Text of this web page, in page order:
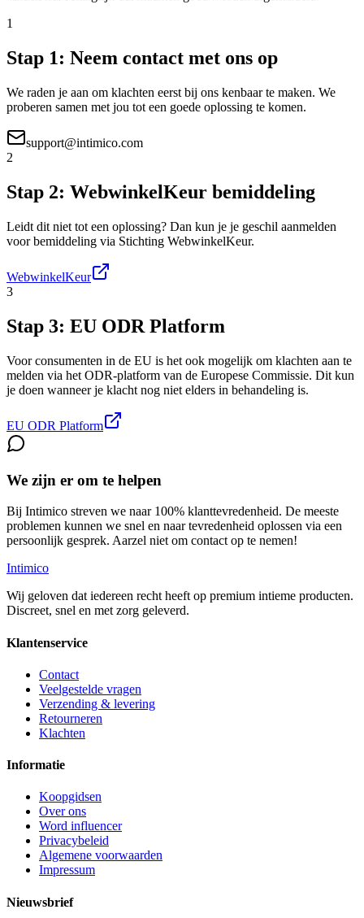
1
Stap 1: Neem contact met ons op
We raden je aan om klachten eerst bij ons kenbaar te maken. We
proberen samen met jou tot een goede oplossing te komen.
support@intimico.com
2
Stap 2: WebwinkelKeur bemiddeling
Leidt dit niet tot een oplossing? Dan kun je je geschil aanmelden
voor bemiddeling via Stichting WebwinkelKeur.
WebwinkelKeur
3
Stap 3: EU ODR Platform
Voor consumenten in de EU is het ook mogelijk om klachten aan te
melden via het ODR-platform van de Europese Commissie. Dit kun
je doen wanneer je klacht nog niet elders in behandeling is.
EU ODR Platform
We zijn er om te helpen
Bij Intimico streven we naar 100% klanttevredenheid. De meeste
problemen kunnen we snel en naar tevredenheid oplossen via een
persoonlijk gesprek. Aarzel niet om contact op te nemen!
Intimico
Wij geloven dat iedereen recht heeft op premium intieme producten.
Discreet, snel en met zorg geleverd.
Klantenservice
Contact
Veelgestelde vragen
Verzending & levering
Retourneren
Klachten
Informatie
Koopgidsen
Over ons
Word influencer
Privacybeleid
Algemene voorwaarden
Impressum
Nieuwsbrief